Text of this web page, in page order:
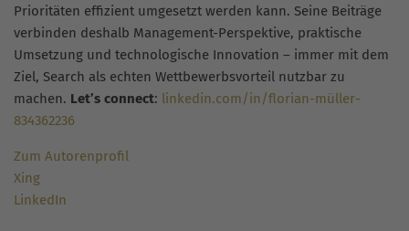
Prioritäten effizient umgesetzt werden kann. Seine Beiträge
verbinden deshalb Management-Perspektive, praktische
Umsetzung und technologische Innovation – immer mit dem
Ziel, Search als echten Wettbewerbsvorteil nutzbar zu
machen. Let’s connect: linkedin.com/in/florian-müller-
834362236
Zum Autorenprofil
Xing
LinkedIn